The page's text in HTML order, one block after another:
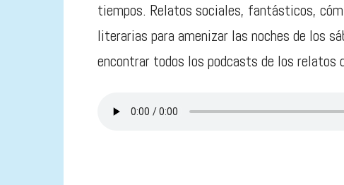
tiempos. Relatos sociales, fantásticos,
literarias para amenizar las noches de los
encontrar todos los podcasts de los relatos